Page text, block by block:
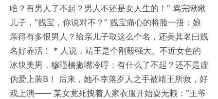
啥？有男人了不起？男人不还是女人生的！” 骂完瞅瞅
儿子，“贱宝，你说对不？” 贱宝痛心的将脸一捂：娘
亲得有多恨男人？给亲儿子取这么个名，还美其名曰贱
名好养活！ * 人说，靖王是个刚毅强大、不近女色的
冰块美男，穆瑾楠撇嘴冷哼：有什么了不起？还不是虚
伪爱上装B！ 后来，她不幸落歹人之手被靖王所救，好
戏上演—— 某女竟死拽着人家衣服开始耍无赖：“王爷